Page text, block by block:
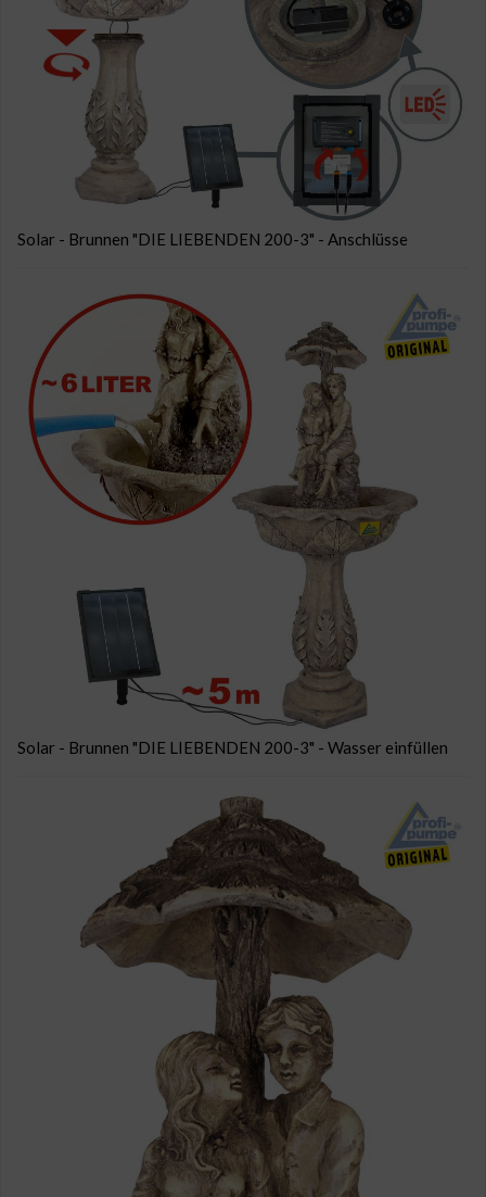
Solar - Brunnen "DIE LIEBENDEN 200-3" - Anschlüsse
Solar - Brunnen "DIE LIEBENDEN 200-3" - Wasser einfüllen